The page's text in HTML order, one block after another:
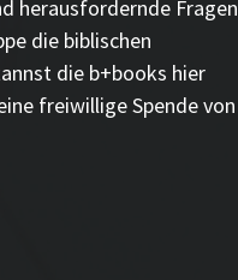
herausfordernde Fragen
die biblischen
die b+books hier
freiwillige Spende von